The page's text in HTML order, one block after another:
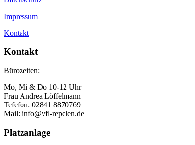
Impressum
Kontakt
Kontakt
Bürozeiten:
Mo, Mi & Do 10-12 Uhr
Frau Andrea Löffelmann
Tefefon: 02841 8870769
Mail: info@vfl-repelen.de
Platzanlage